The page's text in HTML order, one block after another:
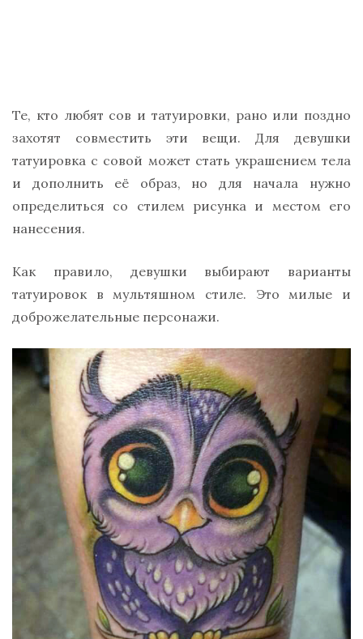
Те, кто любят сов и татуировки, рано или поздно
захотят совместить эти вещи. Для девушки
татуировка с совой может стать украшением тела
и дополнить её образ, но для начала нужно
определиться со стилем рисунка и местом его
нанесения.
Как правило, девушки выбирают варианты
татуировок в мультяшном стиле. Это милые и
доброжелательные персонажи.